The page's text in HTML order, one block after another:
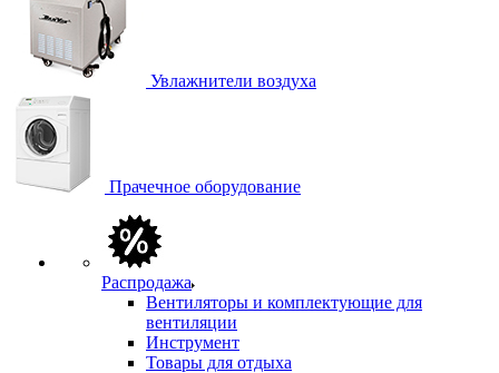
Увлажнители воздуха
Прачечное оборудование
Распродажа
Вентиляторы и комплектующие для
вентиляции
Инструмент
Товары для отдыха